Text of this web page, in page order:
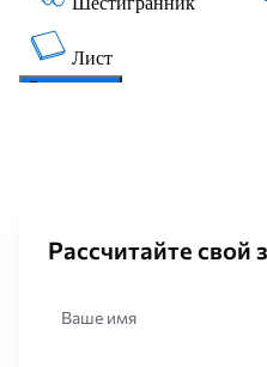
Рассчитайте свой
Ваше имя